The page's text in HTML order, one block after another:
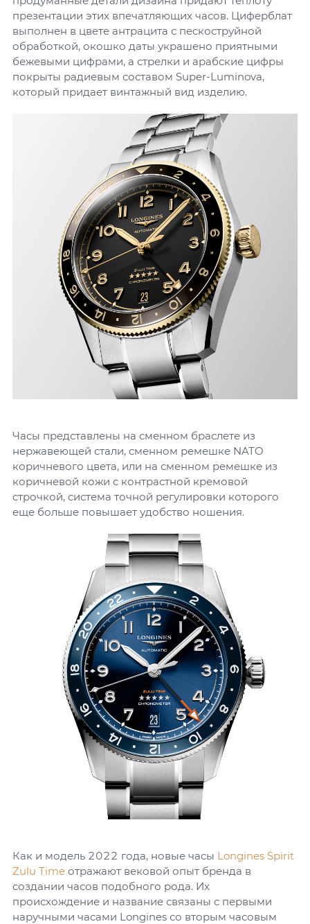
презентации этих впечатляющих часов. Циферблат
выполнен в цвете антрацита с пескоструйной
обработкой, окошко даты украшено приятными
бежевыми цифрами, а стрелки и арабские цифры
покрыты радиевым составом Super-Luminova,
который придает винтажный вид изделию.
Часы представлены на сменном браслете из
нержавеющей стали, сменном ремешке NATO
коричневого цвета, или на сменном ремешке из
коричневой кожи с контрастной кремовой
строчкой, система точной регулировки которого
еще больше повышает удобство ношения.
Как и модель 2022 года, новые часы Longines Spirit
Zulu Time отражают вековой опыт бренда в
создании часов подобного рода. Их
происхождение и название связаны с первыми
наручными часами Longines со вторым часовым